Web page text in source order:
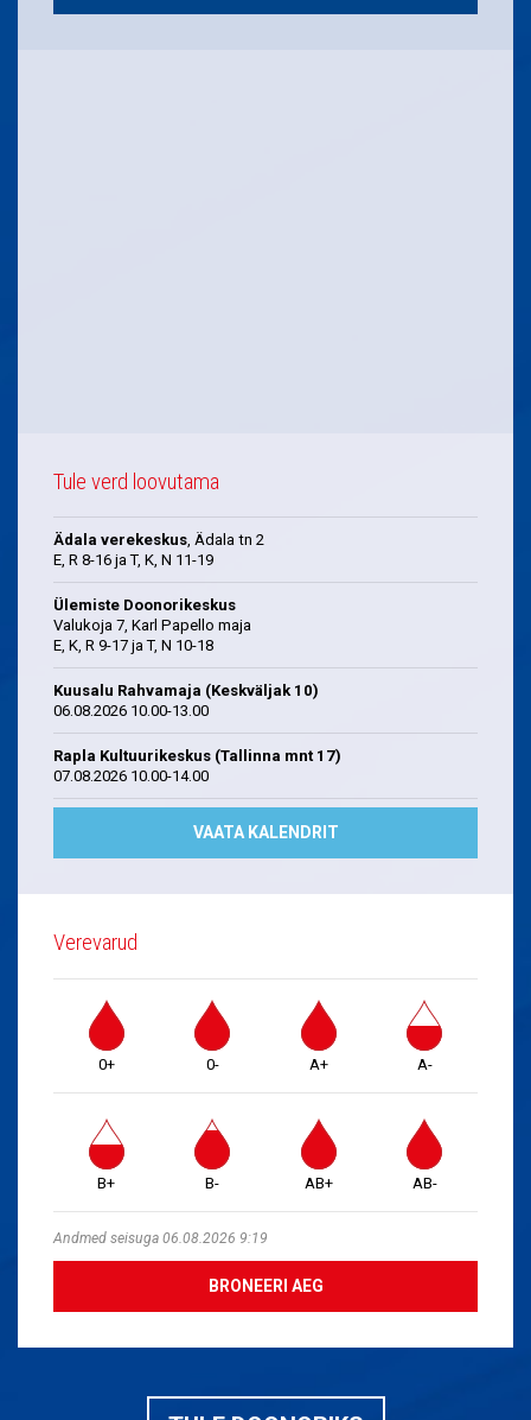
Tule verd loovutama
Ädala verekeskus, Ädala tn 2
E, R 8-16 ja T, K, N 11-19
Ülemiste Doonorikeskus
Valukoja 7, Karl Papello maja
E, K, R 9-17 ja T, N 10-18
Kuusalu Rahvamaja (Keskväljak 10)
06.08.2026 10.00-13.00
Rapla Kultuurikeskus (Tallinna mnt 17)
07.08.2026 10.00-14.00
VAATA KALENDRIT
Verevarud
0+ 0- A+ A-
B+ B- AB+ AB-
Andmed seisuga 06.08.2026 9:19
BRONEERI AEG